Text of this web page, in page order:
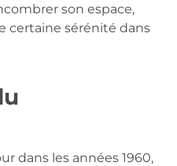
son espace,
certaine sérénité dans
dans les années 1960,